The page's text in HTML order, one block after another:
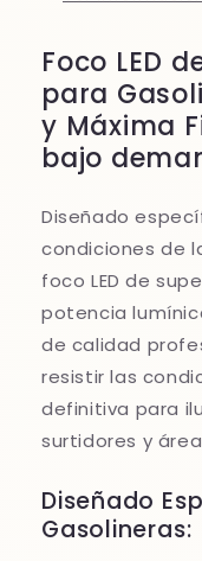
Foco LED
para
y Máxima
bajo
Diseñado
condiciones de
foco LED de
potencia
de calidad
resistir las
definitiva para
surtidores y
Diseñado
Gasolineras: